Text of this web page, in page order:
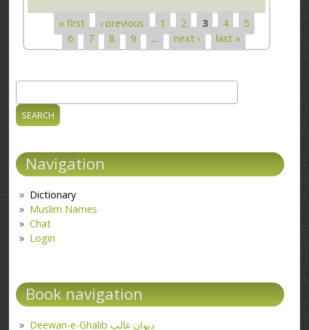
Pages
« first ‹ previous 1 2 3 4
5
6
7 8 9 … next › last »
Search form
Navigation
Dictionary
Muslim Names
Chat
Login
Book navigation
Deewan-e-Ghalib دیوانِ غالب